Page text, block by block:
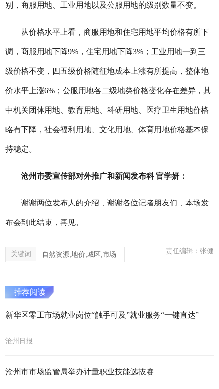
别，商服用地、工业用地以及公服用地的级别数量不变。
从价格水平上看，商服用地和住宅用地平均价格有所下
调，商服用地下降9%，住宅用地下降3%；工业用地一到三
级价格不变，四五级价格随征地成本上涨有所提高，整体地
价水平上涨6%；公服用地各二级地类价格变化存在差异，其
中机关团体用地、教育用地、科研用地、医疗卫生用地价格
略有下降，社会福利用地、文化用地、体育用地价格基本保
持稳定。
沧州市委宣传部对外推广和新闻发布科 官学妍：
谢谢两位发布人的介绍，谢谢各位记者朋友们，本场发
布会到此结束，再见。
关键词 自然资源,地价,城区,市场 责任编辑：张健
推荐阅读
新华区零工市场就业岗位“触手可及”就业服务“一键直达”
沧州日报
沧州市市场监管局举办计量职业技能选拔赛